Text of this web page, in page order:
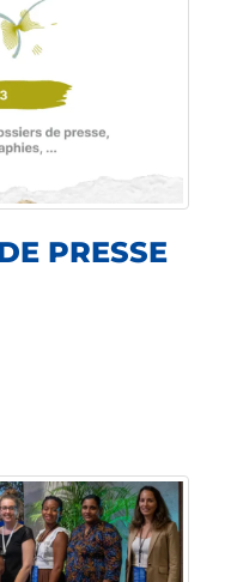
PRESSE